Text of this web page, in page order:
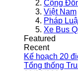
Cộng
Việt Nam
Pháp
Xe Bus
Featured
Recent
Kế hoạch 20
Tổng thống